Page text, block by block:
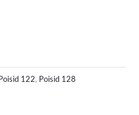
122, Poisid 128